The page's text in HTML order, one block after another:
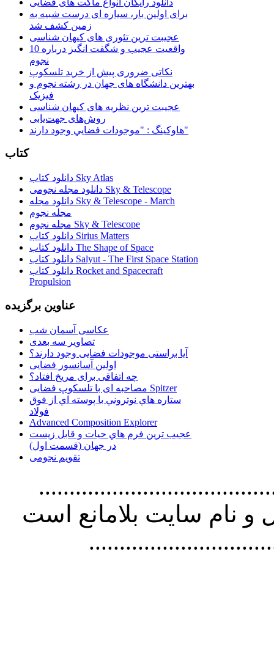
برای اولین بار، سیاره ای درست شبیه به
زمین کشف شد
عجیبت ترین تئوری های کیهان شناسی
10 واقعیت عجیب و شگفت انگیز درباره
نجوم
نکاتی ضروری پیش از خرید تلسکوپ
بهترین دانشگاه های جهان در رشته نجوم و
فیزیک
عجیبت ترین نظریه های کیهان شناسی
روش‌های جهت‌یابی
هاوكينگ : "موجودات فضايي وجود دارند"
کتاب
دانلود کتاب Sky Atlas
دانلود مجله نجومی Sky & Telescope
دانلود مجله Sky & Telescope - March
مجله نجوم
مجله نجوم Sky & Telescope
دانلود کتاب Sirius Matters
دانلود کتاب The Shape of Space
دانلود کتاب Salyut - The First Space Station
دانلود کتاب Rocket and Spacecraft
Propulsion
عناوین برگزیده
عکاسی آسمان شب
تصاویر سه بعدی
آیا براستی موجودات فضایی وجود دارند؟
اولین آسانسور فضایی
چه اتفاقی برای مریخ افتاد؟
مصاحبه ای با تلسکوپ فضایی Spitzer
ستاره هاي نوتروني با پوسته اي از فوق
فولاد
Advanced Composition Explorer
عجیب ترین فرم هاي حيات و قابل زيست
در جهان (قسمت اول)
تقویم نجومی
استفاده از
نام سايت بلامانع است